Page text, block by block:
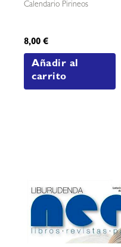
Calendario Pirineos
8,00€
Añadir al
carrito